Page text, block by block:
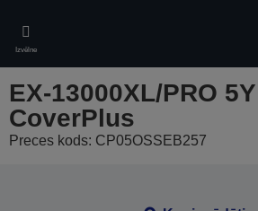
main
content
Izvēlne
EX-13000XL/PRO
CoverPlus
Preces kods: CP05OSSEB257